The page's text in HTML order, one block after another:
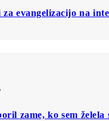
za evangelizacijo na
zame, ko sem želela